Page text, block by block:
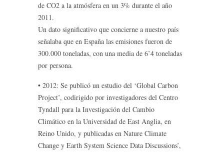
de CO2 a la atmósfera en un 3% durante el año
2011.
Un dato significativo que concierne a nuestro país
señalaba que en España las emisiones fueron de
300.000 toneladas, con una media de 6’4 toneladas
por persona.
• 2012: Se publicó un estudio del ‘Global Carbon
Project’, codirigido por investigadores del Centro
Tyndall para la Investigación del Cambio
Climático en la Universidad de East Anglia, en
Reino Unido, y publicadas en Nature Climate
Change y Earth System Science Data Discussions’,